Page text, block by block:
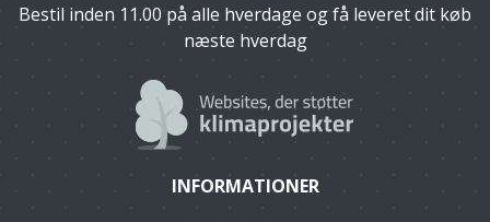
Bestil inden 11.00 på alle hverdage og få leveret dit køb
næste hverdag
INFORMATIONER